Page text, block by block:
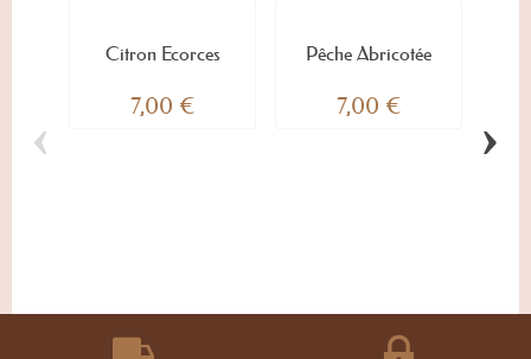
Citron Écorces
7,00 €
Pêche Abricotée
7,00 €
‹ ›